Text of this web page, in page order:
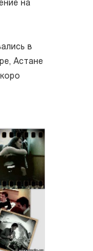
на
в
Астане